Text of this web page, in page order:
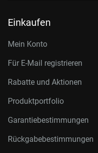
Einkaufen
Mein Konto
Für E-Mail registrieren
Rabatte und Aktionen
Produktportfolio
Garantiebestimmungen
Rückgabebestimmungen